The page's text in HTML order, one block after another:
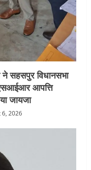
ने सहसपुर विधानसभा
एसआईआर आपत्ति
जायजा
6, 2026